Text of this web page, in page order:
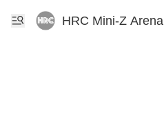
HRC Mini-Z Arena